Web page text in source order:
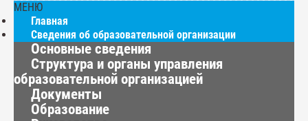
МЕНЮ
Главная
Сведения об образовательной организации
Основные сведения
Структура и органы управления
образовательной организацией
Документы
Образование